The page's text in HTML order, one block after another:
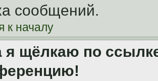
сообщений.
к началу
я щёлкаю по